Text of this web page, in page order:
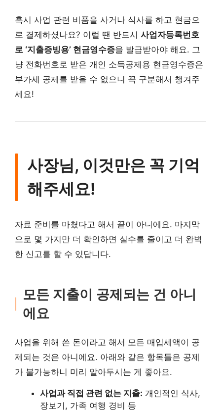
혹시 사업 관련 비품을 사거나 식사를 하고 현금으
로 결제하셨나요? 이럴 땐 반드시 사업자등록번호
로 ‘지출증빙용’ 현금영수증을 발급받아야 해요. 그
냥 전화번호로 받은 개인 소득공제용 현금영수증은
부가세 공제를 받을 수 없으니 꼭 구분해서 챙겨주
세요!
사장님, 이것만은 꼭 기억
해주세요!
자료 준비를 마쳤다고 해서 끝이 아니에요. 마지막
으로 몇 가지만 더 확인하면 실수를 줄이고 더 완벽
한 신고를 할 수 있답니다.
모든 지출이 공제되는 건 아니
에요
사업을 위해 쓴 돈이라고 해서 모든 매입세액이 공
제되는 것은 아니에요. 아래와 같은 항목들은 공제
가 불가능하니 미리 알아두시는 게 좋아요.
사업과 직접 관련 없는 지출: 개인적인 식사,
장보기, 가족 여행 경비 등